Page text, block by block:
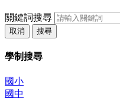
關鍵詞搜尋
取消 搜尋
學制搜尋
國小
國中